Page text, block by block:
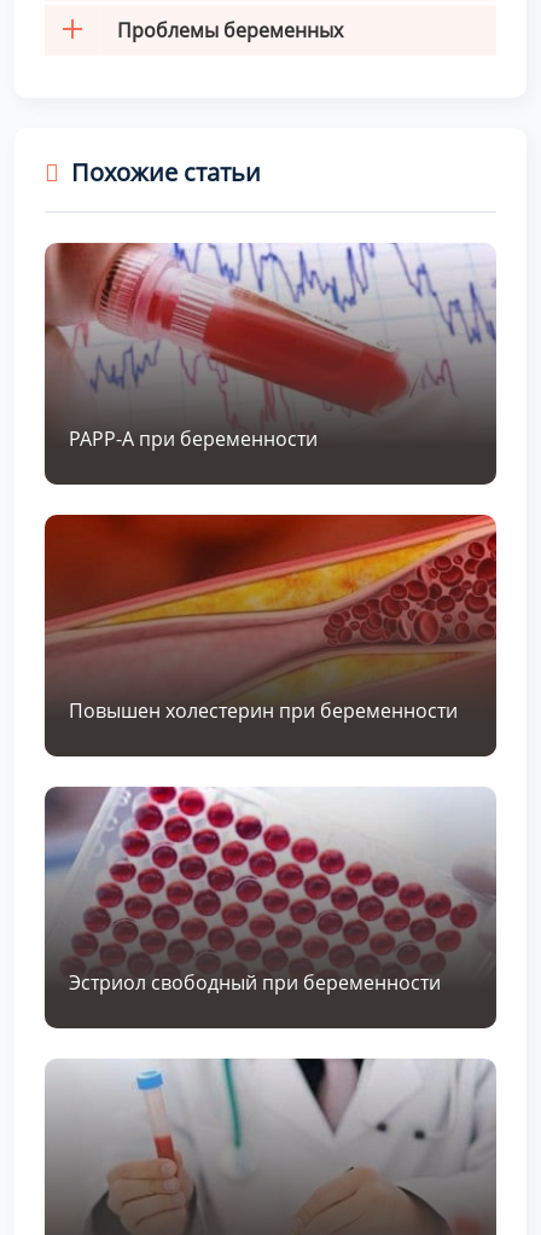
Проблемы беременных
Похожие статьи
PAPP-A при беременности
Повышен холестерин при беременности
Эстриол свободный при беременности